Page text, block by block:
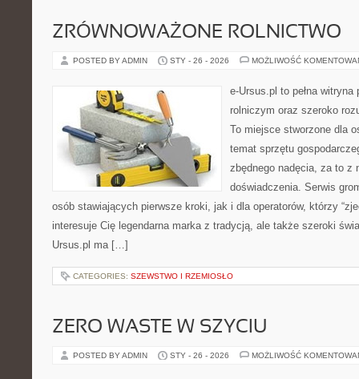
ZRÓWNOWAŻONE ROLNICTWO
POSTED BY ADMIN STY - 26 - 2026 MOŻLIWOŚĆ
e-Ursus.pl to pełna
rolniczym oraz szeroko
To miejsce stworzone dla
temat sprzętu
zbędnego nadęcia, za to z
doświadczenia. Serwis
osób stawiających pierwsze kroki, jak i dla operatorów, którzy
interesuje Cię legendarna marka z tradycją, ale także szeroki
Ursus.pl ma […]
CATEGORIES: SZEWSTWO I RZEMIOSŁO
ZERO WASTE W SZYCIU
POSTED BY ADMIN STY - 26 - 2026 MOŻLIWOŚĆ